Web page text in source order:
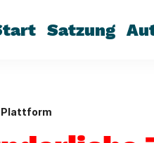
Satzung
Plattform